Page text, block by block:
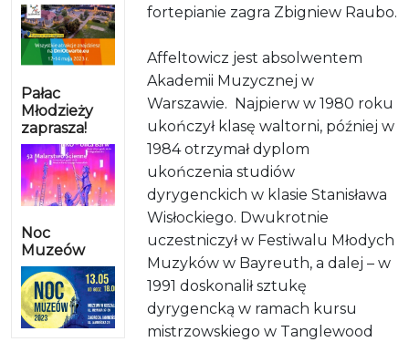
Pałac
Młodzieży
zaprasza!
Noc
Muzeów
fortepianie zagra Zbigniew Raubo.
Affeltowicz jest absolwentem
Akademii Muzycznej w
Warszawie. Najpierw w 1980 roku
ukończył klasę waltorni, później w
1984 otrzymał dyplom
ukończenia studiów
dyrygenckich w klasie Stanisława
Wisłockiego. Dwukrotnie
uczestniczył w Festiwalu Młodych
Muzyków w Bayreuth, a dalej – w
1991 doskonalił sztukę
dyrygencką w ramach kursu
mistrzowskiego w Tanglewood